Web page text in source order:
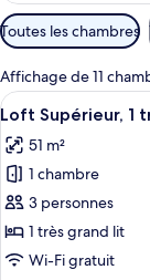
Filtres
disponibles
pour
les
chambres
Toutes les chambres
Affichage de 11
Afficher
toutes
les
photos
pour
ce
type
8
Loft Supérieur, 1
51 m²
1 chambre
3 personnes
1 très grand lit
Wi-Fi gratuit